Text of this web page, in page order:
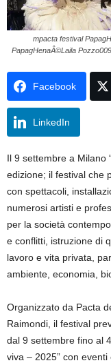
mpacta festival
PapagHenaÂ©Laila
Facebook
LinkedIn
Il 9 settembre a Milano
edizione; il festival che
con spettacoli,
numerosi artisti e
per la società
e conflitti, istruzione di
lavoro e vita privata,
ambiente, economia,
Organizzato da Pacta
Raimondi, il festival
dal 9 settembre fino al
viva – 2025” con